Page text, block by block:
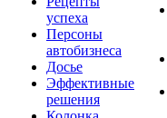
успеха
Персоны
автобизнеса
Досье
Эффективные
решения